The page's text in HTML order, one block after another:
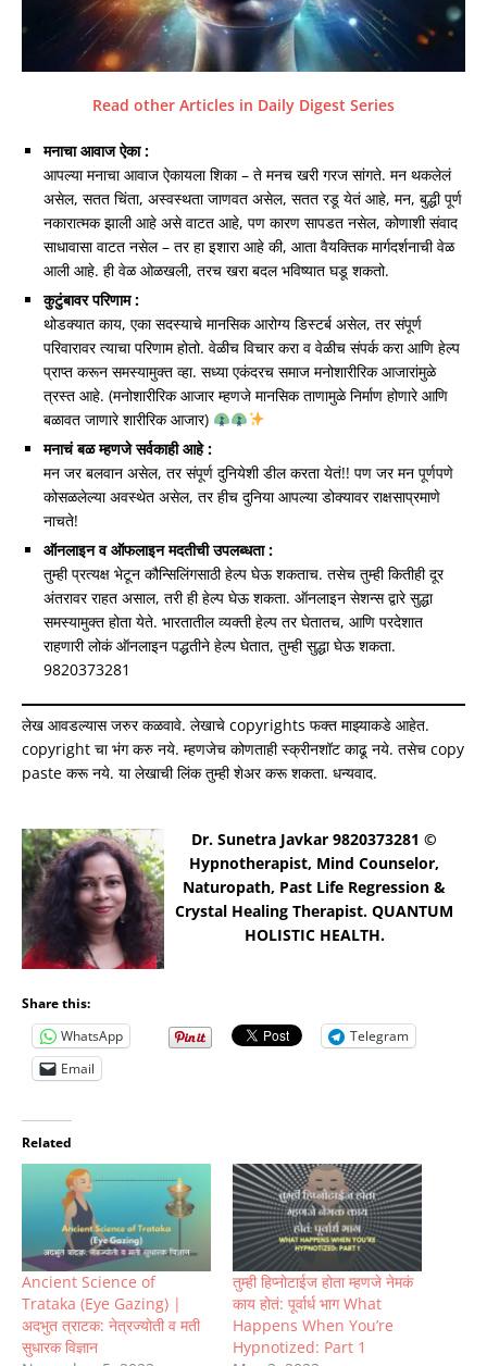
Read other Articles in Daily Digest Series
मनाचा आवाज ऐका :
आपल्या मनाचा आवाज ऐकायला शिका – ते मनच खरी गरज सांगते. मन थकलेलं
असेल, सतत चिंता, अस्वस्थता जाणवत असेल, सतत रडू येतं आहे, मन, बुद्धी पूर्ण
नकारात्मक झाली आहे असे वाटत आहे, पण कारण सापडत नसेल, कोणाशी संवाद
साधावासा वाटत नसेल – तर हा इशारा आहे की, आता वैयक्तिक मार्गदर्शनाची वेळ
आली आहे. ही वेळ ओळखली, तरच खरा बदल भविष्यात घडू शकतो.
कुटुंबावर परिणाम :
थोडक्यात काय, एका सदस्याचे मानसिक आरोग्य डिस्टर्ब असेल, तर संपूर्ण
परिवारावर त्याचा परिणाम होतो. वेळीच विचार करा व वेळीच संपर्क करा आणि हेल्प
प्राप्त करून समस्यामुक्त व्हा. सध्या एकंदरच समाज मनोशारीरिक आजारांमुळे
त्रस्त आहे. (मनोशारीरिक आजार म्हणजे मानसिक ताणामुळे निर्माण होणारे आणि
बळावत जाणारे शारीरिक आजार)
मनाचं बळ म्हणजे सर्वकाही आहे :
मन जर बलवान असेल, तर संपूर्ण दुनियेशी डील करता येतं!! पण जर मन पूर्णपणे
कोसळलेल्या अवस्थेत असेल, तर हीच दुनिया आपल्या डोक्यावर राक्षसाप्रमाणे
नाचते!
ऑनलाइन व ऑफलाइन मदतीची उपलब्धता :
तुम्ही प्रत्यक्ष भेटून कौन्सिलिंगसाठी हेल्प घेऊ शकताच. तसेच तुम्ही कितीही दूर
अंतरावर राहत असाल, तरी ही हेल्प घेऊ शकता. ऑनलाइन सेशन्स द्वारे सुद्धा
समस्यामुक्त होता येते. भारतातील व्यक्ती हेल्प तर घेतातच, आणि परदेशात
राहणारी लोकं ऑनलाइन पद्धतीने हेल्प घेतात, तुम्ही सुद्धा घेऊ शकता.
9820373281
लेख आवडल्यास जरुर कळवावे. लेखाचे copyrights फक्त माझ्याकडे आहेत.
copyright चा भंग करु नये. म्हणजेच कोणताही स्क्रीनशॉट काढू नये. तसेच copy
paste करू नये. या लेखाची लिंक तुम्ही शेअर करू शकता. धन्यवाद.
Dr. Sunetra Javkar 9820373281 ©
Hypnotherapist, Mind Counselor,
Naturopath, Past Life Regression &
Crystal Healing Therapist. QUANTUM
HOLISTIC HEALTH.
Share this:
WhatsApp
Telegram
Email
Related
Ancient Science of
Trataka (Eye Gazing) |
अदभुत त्राटक: नेत्रज्योती व मती
सुधारक विज्ञान
तुम्ही हिप्नोटाईज होता म्हणजे नेमकं
काय होतं: पूर्वार्ध भाग What
Happens When You’re
Hypnotized: Part 1